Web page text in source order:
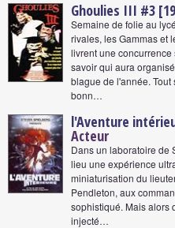
Ghoulies III #3
Semaine de folie au
rivales, les Gammas et
livrent une
savoir qui aura
blague de l'année. Tout
bonn…
l'Aventure
Acteur
Dans un laboratoire de
lieu une expérience
miniaturisation du
Pendleton, aux
sophistiqué. Mais alors
injecté…